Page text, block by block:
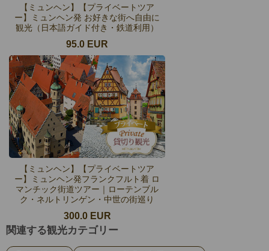
【ミュンヘン】【プライベートツア
ー】ミュンヘン発 お好きな街へ自由に
観光（日本語ガイド付き・鉄道利用）
95.0 EUR
【ミュンヘン】【プライベートツア
ー】ミュンヘン発フランクフルト着 ロ
マンチック街道ツアー｜ローテンブル
ク・ネルトリンゲン・中世の街巡り
300.0 EUR
関連する観光カテゴリー